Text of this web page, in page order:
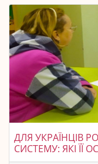
ДЛЯ УКРАЇНЦІВ
СИСТЕМУ: ЯКІ ЇЇ